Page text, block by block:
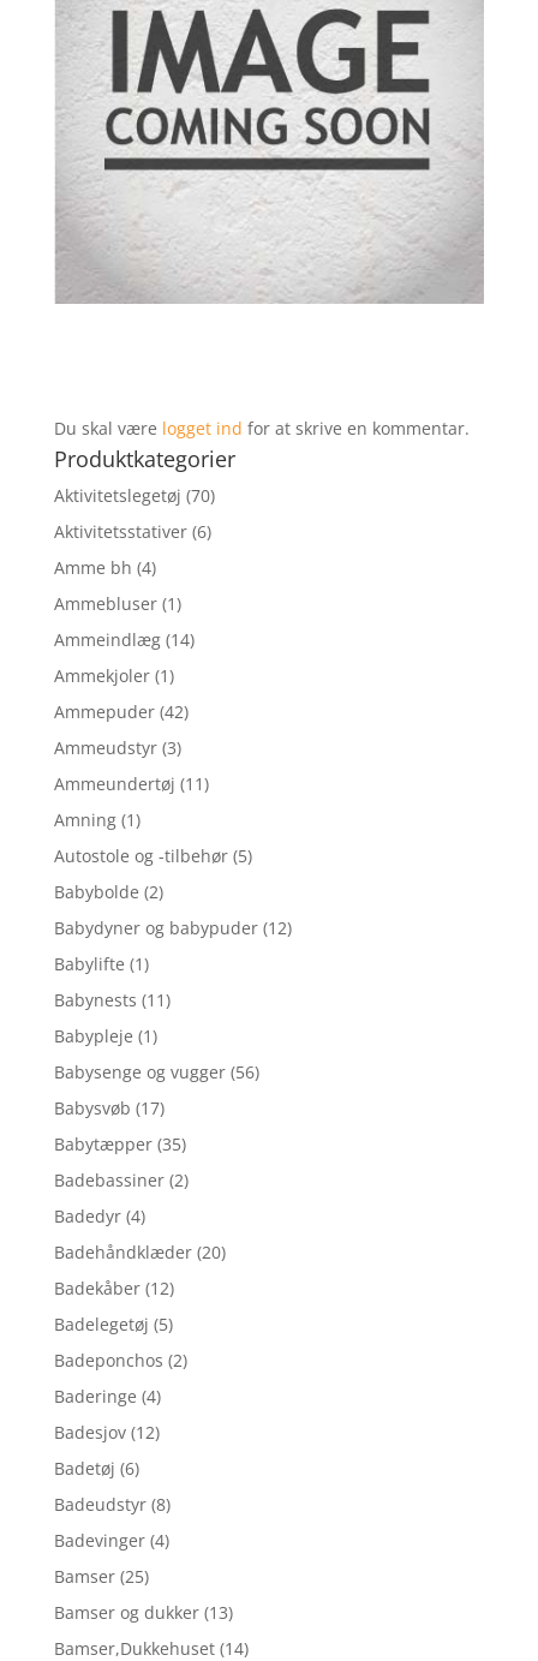
Du skal være logget ind for at skrive en kommentar.
Produktkategorier
Aktivitetslegetøj (70)
Aktivitetsstativer (6)
Amme bh (4)
Ammebluser (1)
Ammeindlæg (14)
Ammekjoler (1)
Ammepuder (42)
Ammeudstyr (3)
Ammeundertøj (11)
Amning (1)
Autostole og -tilbehør (5)
Babybolde (2)
Babydyner og babypuder (12)
Babylifte (1)
Babynests (11)
Babypleje (1)
Babysenge og vugger (56)
Babysvøb (17)
Babytæpper (35)
Badebassiner (2)
Badedyr (4)
Badehåndklæder (20)
Badekåber (12)
Badelegetøj (5)
Badeponchos (2)
Baderinge (4)
Badesjov (12)
Badetøj (6)
Badeudstyr (8)
Badevinger (4)
Bamser (25)
Bamser og dukker (13)
Bamser,Dukkehuset (14)